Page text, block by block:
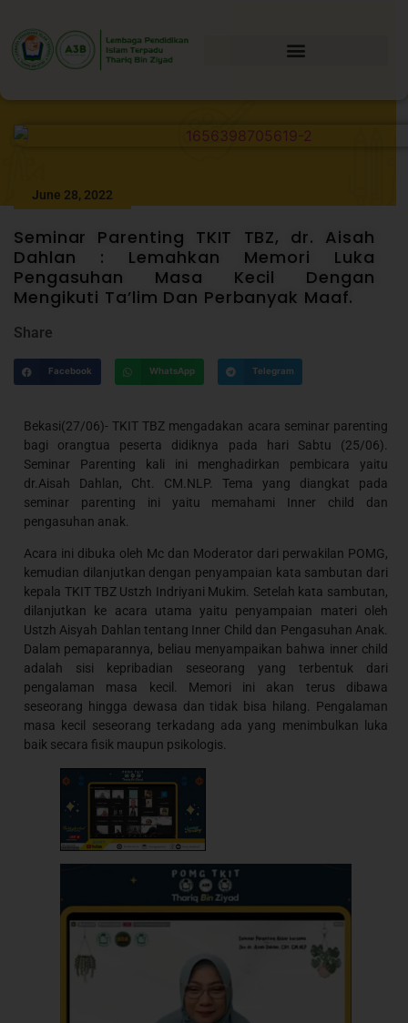
June 28, 2022
Seminar Parenting TKIT TBZ, dr. Aisah
Dahlan : Lemahkan Memori Luka
Pengasuhan Masa Kecil Dengan
Mengikuti Ta’lim Dan Perbanyak Maaf.
Share
Facebook WhatsApp Telegram
Bekasi(27/06)- TKIT TBZ mengadakan acara seminar parenting
bagi orangtua peserta didiknya pada hari Sabtu (25/06).
Seminar Parenting kali ini menghadirkan pembicara yaitu
dr.Aisah Dahlan, Cht. CM.NLP. Tema yang diangkat pada
seminar parenting ini yaitu memahami Inner child dan
pengasuhan anak.
Acara ini dibuka oleh Mc dan Moderator dari perwakilan POMG,
kemudian dilanjutkan dengan penyampaian kata sambutan dari
kepala TKIT TBZ Ustzh Indriyani Mukim. Setelah kata sambutan,
dilanjutkan ke acara utama yaitu penyampaian materi oleh
Ustzh Aisyah Dahlan tentang Inner Child dan Pengasuhan Anak.
Dalam pemaparannya, beliau menyampaikan bahwa inner child
adalah sisi kepribadian seseorang yang terbentuk dari
pengalaman masa kecil. Memori ini akan terus dibawa
seseorang hingga dewasa dan tidak bisa hilang. Pengalaman
masa kecil seseorang terkadang ada yang menimbulkan luka
baik secara fisik maupun psikologis.